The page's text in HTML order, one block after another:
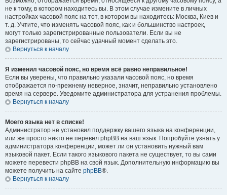
не к тому, в котором находитесь вы. В этом случае измените в личных
настройках часовой пояс на тот, в котором вы находитесь: Москва, Киев и
т. д. Учтите, что изменять часовой пояс, как и большинство настроек,
могут только зарегистрированные пользователи. Если вы не
зарегистрированы, то сейчас удачный момент сделать это.
Вернуться к началу
Я изменил часовой пояс, но время всё равно неправильное!
Если вы уверены, что правильно указали часовой пояс, но время
отображается по-прежнему неверное, значит, неправильно установлено
время на сервере. Уведомите администратора для устранения проблемы.
Вернуться к началу
Моего языка нет в списке!
Администратор не установил поддержку вашего языка на конференции,
или же просто никто не перевёл phpBB на ваш язык. Попробуйте узнать у
администратора конференции, может ли он установить нужный вам
языковой пакет. Если такого языкового пакета не существует, то вы сами
можете перевести phpBB на свой язык. Дополнительную информацию вы
можете получить на сайте phpBB®.
Вернуться к началу